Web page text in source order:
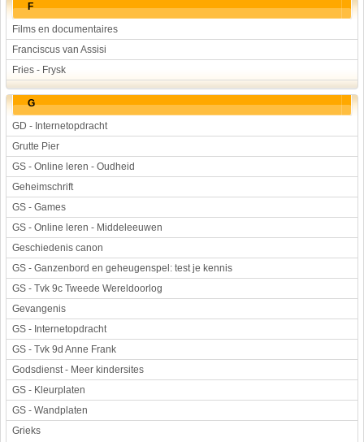
F
Films en documentaires
Franciscus van Assisi
Fries - Frysk
G
GD - Internetopdracht
Grutte Pier
GS - Online leren - Oudheid
Geheimschrift
GS - Games
GS - Online leren - Middeleeuwen
Geschiedenis canon
GS - Ganzenbord en geheugenspel: test je kennis
GS - Tvk 9c Tweede Wereldoorlog
Gevangenis
GS - Internetopdracht
GS - Tvk 9d Anne Frank
Godsdienst - Meer kindersites
GS - Kleurplaten
GS - Wandplaten
Grieks